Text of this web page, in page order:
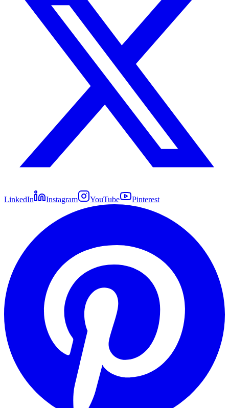
LinkedIn Instagram YouTube Pinterest